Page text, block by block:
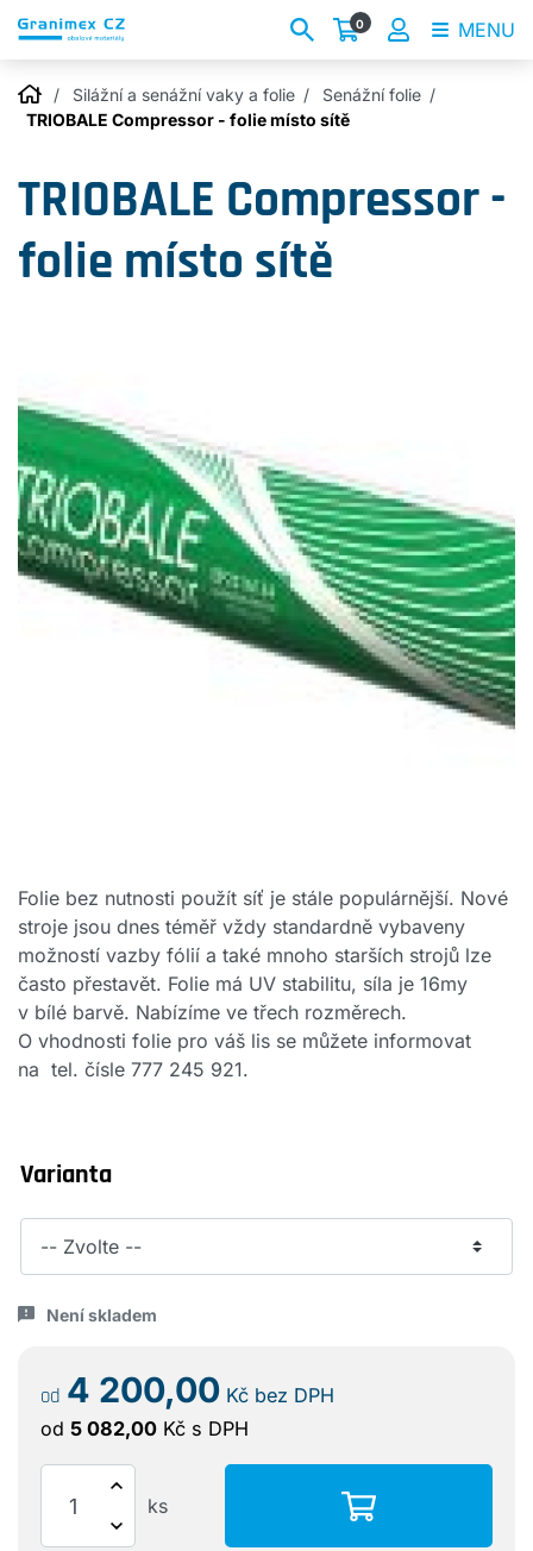
Silážní a senážní vaky a folie
Senážní folie
TRIOBALE Compressor - folie místo sítě
TRIOBALE Compressor -
folie místo sítě
Folie bez nutnosti použít síť je stále populárnější. Nové
stroje jsou dnes téměř vždy standardně vybaveny
možností vazby fólií a také mnoho starších strojů lze
často přestavět. Folie má UV stabilitu, síla je 16my
v bílé barvě. Nabízíme ve třech rozměrech.
O vhodnosti folie pro váš lis se můžete informovat
na tel. čísle 777 245 921.
Varianta
Není skladem
od 4 200,00 Kč bez DPH
od 5 082,00 Kč s DPH
ks
0 MENU